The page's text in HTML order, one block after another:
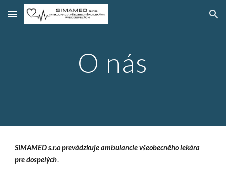
Skip to main content Skip to navigation
O nás
SIMAMED s.r.o prevádzkuje ambulancie všeobecného lekára
pre dospelých.